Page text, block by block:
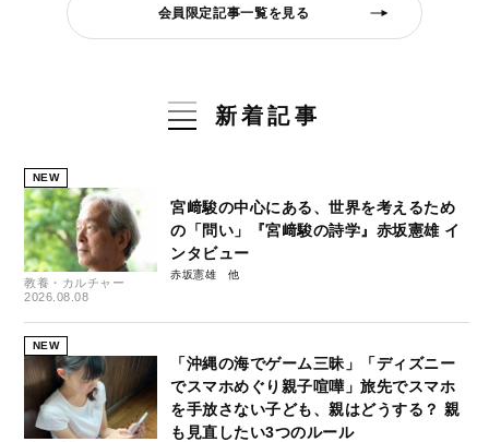
会員限定記事一覧を見る
新着記事
NEW
教養・カルチャー
2026.08.08
宮﨑駿の中心にある、世界を考えるため
の「問い」『宮﨑駿の詩学』赤坂憲雄 イ
ンタビュー
赤坂憲雄
NEW
「沖縄の海でゲーム三昧」「ディズニー
でスマホめぐり親子喧嘩」旅先でスマホ
を手放さない子ども、親はどうする？ 親
も見直したい3つのルール